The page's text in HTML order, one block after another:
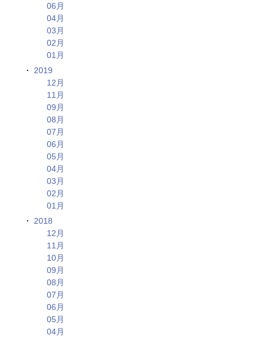
06月
04月
03月
02月
01月
2019
12月
11月
09月
08月
07月
06月
05月
04月
03月
02月
01月
2018
12月
11月
10月
09月
08月
07月
06月
05月
04月